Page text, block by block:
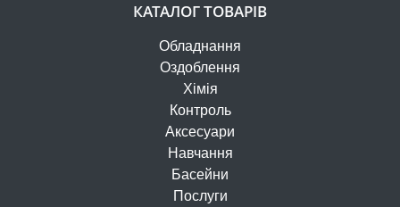
КАТАЛОГ ТОВАРІВ
Обладнання
Оздоблення
Хімія
Контроль
Аксесуари
Навчання
Басейни
Послуги